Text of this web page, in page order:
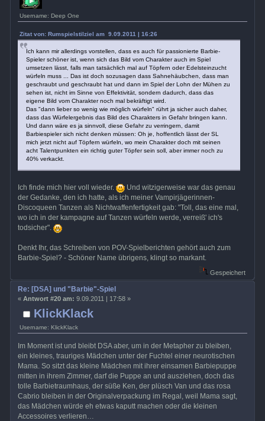
Username: Deep One
Zitat von: Rumspielstilziel am 9.09.2011 | 16:26
Ich kann mir allerdings vorstellen, dass es auch für passionierte Barbie-
Spieler schöner ist, wenn sich das Bild vom Charakter auch im Spiel
umsetzen lässt, falls man tatsächlich mal auf Töpfern oder Edelsteinzucht
würfeln muss ... Das ist doch sozusagen dass Sahnehäubchen, dass man
geschraubt und geschraubt hat und dann im Spiel der Lohn der Mühen zu
sehen ist, nicht im Sinne von Effektivität, sondern dadurch, dass das
eigene Bild vom Charakter noch mal bekräftigt wird.
Das "dann lieber so wenig wie möglich würfeln" rührt ja sicher auch daher,
dass das Würfelergebnis das Bild des Charakters in Gefahr bringen kann.
Und dann wäre es ja sinnvoll, diese Gefahr zu verringern, damit
Barbiespieler sich nicht denken müssen: Oh je, hoffentlich lässt der SL
mich jetzt nicht auf Töpfern würfeln, wo mein Charakter doch mit seinen
acht Talentpunkten ein richtig guter Töpfer sein soll, aber immer noch zu
40% verkackt.
Ich finde mich hier voll wieder.
Und witzigerweise war das genau
der Gedanke, den ich hatte, als ich meiner Vampirjägerinnen-
Discoqueen Tanzen als Nichtwaffenfertigkeit gab: "Toll, das eine mal,
wo ich in der kampagne auf Tanzen würfeln werde, verreiß' ich's
todsicher".
Denkt Ihr, das Schreiben von POV-Spielberichten gehört auch zum
Barbie-Spiel? - Schöner Name übrigens, klingt so markant.
Gespeichert
KlickKlack
Username: KlickKlack
Re: [DSA] und "Barbie"-Spiel
« Antwort #20 am: 9.09.2011 | 17:58 »
Im Moment ist und bleibt DSA aber, um in der Metapher zu bleiben,
ein kleines, trauriges Mädchen unter der Fuchtel einer neurotischen
Mama. So sitzt das kleine Mädchen mit ihrer einsamen Barbiepuppe
mitten in ihrem Zimmer, darf die Puppe an und ausziehen, doch das
tolle Barbietraumhaus, der süße Ken, der plüsch Van und das rosa
Cabrio bleiben in der Originalverpackung im Regal, weil Mama sagt,
das Mädchen würde eh etwas kaputt machen oder die kleinen
Accessoires verlieren…